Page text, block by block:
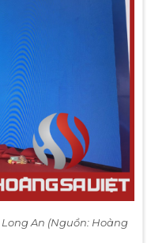
An (Nguồn: Hoàng